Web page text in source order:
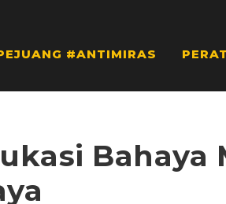
#ANTIMIRAS
Bahaya